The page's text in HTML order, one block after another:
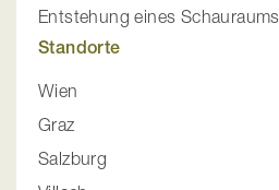
Entstehung eines Schauraums
Standorte
Wien
Graz
Salzburg